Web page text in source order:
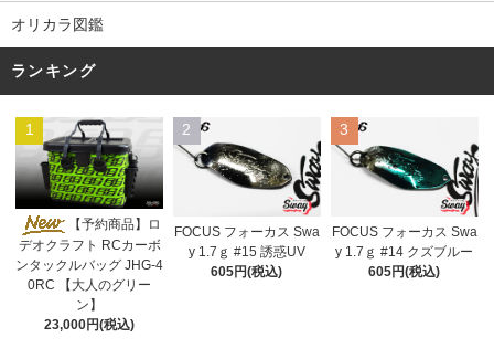
オリカラ図鑑
ランキング
1
【予約商品】ロ
デオクラフト RCカーボ
ンタックルバッグ JHG-4
0RC 【大人のグリー
ン】
23,000円(税込)
2
FOCUS フォーカス Swa
y 1.7ｇ #15 誘惑UV
605円(税込)
3
FOCUS フォーカス Swa
y 1.7ｇ #14 クズブルー
605円(税込)